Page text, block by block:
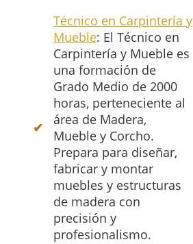
Técnico en Carpintería y
Mueble: El Técnico en
Carpintería y Mueble es
una formación de
Grado Medio de 2000
horas, perteneciente al
área de Madera,
Mueble y Corcho.
Prepara para diseñar,
fabricar y montar
muebles y estructuras
de madera con
precisión y
profesionalismo.